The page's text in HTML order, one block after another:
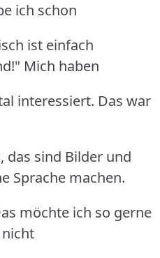
ich schon
ist einfach
Mich haben
interessiert. Das war
das sind Bilder und
Sprache machen.
möchte ich so gerne